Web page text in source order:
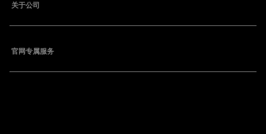
关于公司
官网专属服务